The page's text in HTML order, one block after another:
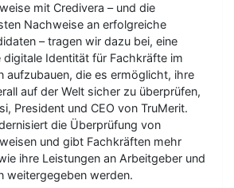
mit Credivera – und die
Nachweise an erfolgreiche
– tragen wir dazu bei, eine
Identität für Fachkräfte im
aufzubauen, die es ermöglicht, ihre
auf der Welt sicher zu überprüfen,
President und CEO von TruMerit.
die Überprüfung von
und gibt Fachkräften mehr
ihre Leistungen an Arbeitgeber und
weitergegeben werden.